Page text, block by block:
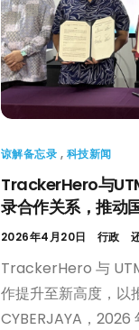
谅解备忘录 , 科技新闻
TrackerHero与
录合作关系，推动
2026年4月20日 行政
TrackerHero 与
作提升至新高度，以
CYBERJAYA，2026